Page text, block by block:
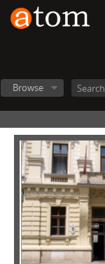
Browse